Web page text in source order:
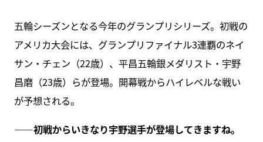
五輪シーズンとなる今年のグランプリシリーズ。初戦の
アメリカ大会には、グランプリファイナル3連覇のネイ
サン・チェン（22歳）、平昌五輪銀メダリスト・宇野
昌磨（23歳）らが登場。開幕戦からハイレベルな戦い
が予想される。
――初戦からいきなり宇野選手が登場してきますね。